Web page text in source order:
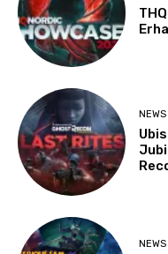
NEWS
NEWS